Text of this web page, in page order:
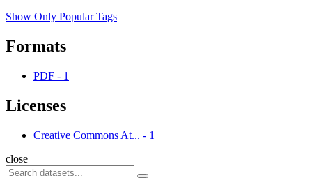
Show Only Popular Tags
Formats
PDF - 1
Licenses
Creative Commons At... - 1
close